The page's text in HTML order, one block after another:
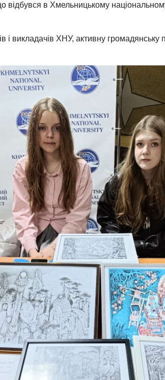
відбувся в Хмельницькому
і викладачів ХНУ, активну